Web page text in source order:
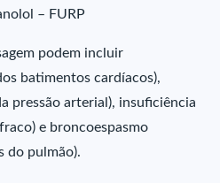
– FURP
podem incluir
batimentos cardíacos),
pressão arterial), insuficiência
e broncoespasmo
do pulmão).